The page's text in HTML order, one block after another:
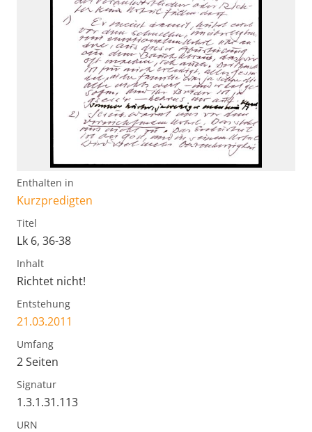
Enthalten in
Kurzpredigten
Titel
Lk 6, 36-38
Inhalt
Richtet nicht!
Entstehung
21.03.2011
Umfang
2 Seiten
Signatur
1.3.1.31.113
URN